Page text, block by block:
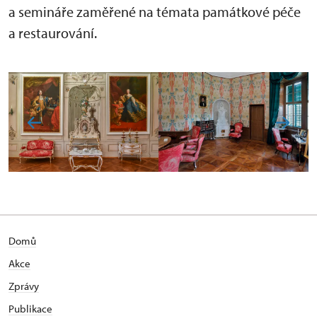
a semináře zaměřené na témata památkové péče
a restaurování.
Domů
Akce
Zprávy
Publikace